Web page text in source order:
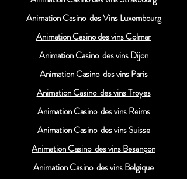
Animation Casino des Vins Luxembourg
Animation Casino des vins Colmar
Animation Casino des vins Dijon
Animation Casino des vins Paris
Animation Casino des vins Troyes
Animation Casino des vins Reims
Animation Casino des vins Suisse
Animation Casino des vins Besançon
Animation Casino des vins Belgique